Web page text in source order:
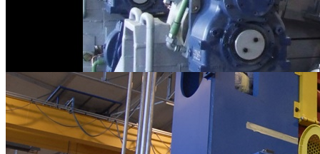
Assemblaggi Meccanci